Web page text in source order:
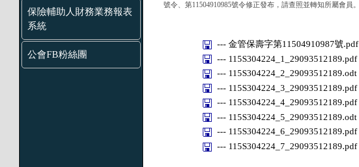
保險輔助人財務業務報表
系統
公會FB粉絲團
號令、第11504910985號令修正發布，請查照並轉知所屬會員。
--- 金管保壽字第11504910987號.pdf
--- 115S304224_1_29093512189.pdf
--- 115S304224_2_29093512189.odt
--- 115S304224_3_29093512189.pdf
--- 115S304224_4_29093512189.pdf
--- 115S304224_5_29093512189.odt
--- 115S304224_6_29093512189.pdf
--- 115S304224_7_29093512189.pdf